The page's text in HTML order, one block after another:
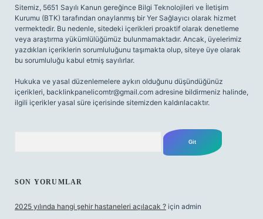
Sitemiz, 5651 Sayılı Kanun gereğince Bilgi Teknolojileri ve İletişim
Kurumu (BTK) tarafından onaylanmış bir Yer Sağlayıcı olarak hizmet
vermektedir. Bu nedenle, sitedeki içerikleri proaktif olarak denetleme
veya araştırma yükümlülüğümüz bulunmamaktadır. Ancak, üyelerimiz
yazdıkları içeriklerin sorumluluğunu taşımakta olup, siteye üye olarak
bu sorumluluğu kabul etmiş sayılırlar.
Hukuka ve yasal düzenlemelere aykırı olduğunu düşündüğünüz
içerikleri, backlinkpanelicomtr@gmail.com adresine bildirmeniz halinde,
ilgili içerikler yasal süre içerisinde sitemizden kaldırılacaktır.
SON YORUMLAR
2025 yılında hangi şehir hastaneleri açılacak ? için admin